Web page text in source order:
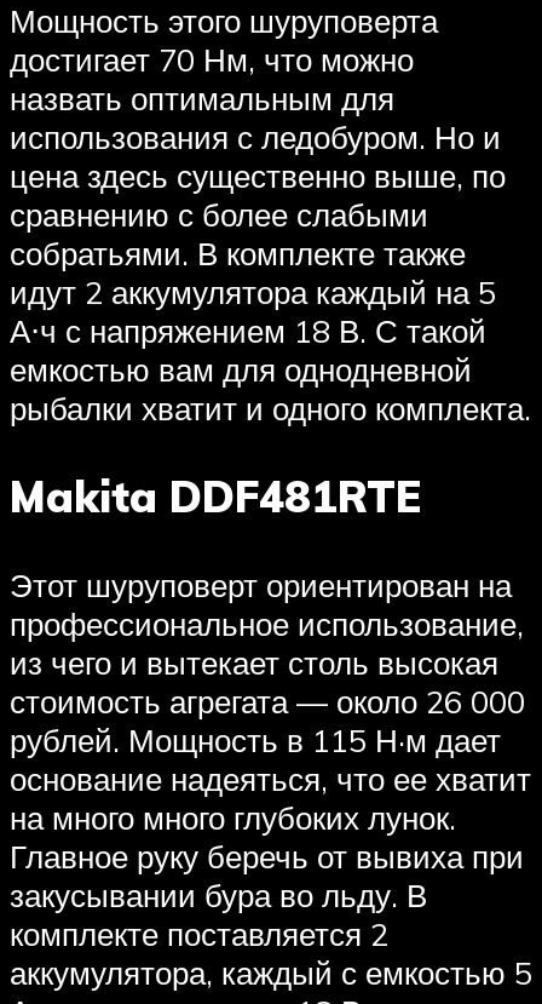
Мощность этого шуруповерта
достигает 70 Нм, что можно
назвать оптимальным для
использования с ледобуром. Но и
цена здесь существенно выше, по
сравнению с более слабыми
собратьями. В комплекте также
идут 2 аккумулятора каждый на 5
А⋅ч с напряжением 18 В. С такой
емкостью вам для однодневной
рыбалки хватит и одного комплекта.
Makita DDF481RTE
Этот шуруповерт ориентирован на
профессиональное использование,
из чего и вытекает столь высокая
стоимость агрегата — около 26 000
рублей. Мощность в 115 Н·м дает
основание надеяться, что ее хватит
на много много глубоких лунок.
Главное руку беречь от вывиха при
закусывании бура во льду. В
комплекте поставляется 2
аккумулятора, каждый с емкостью 5